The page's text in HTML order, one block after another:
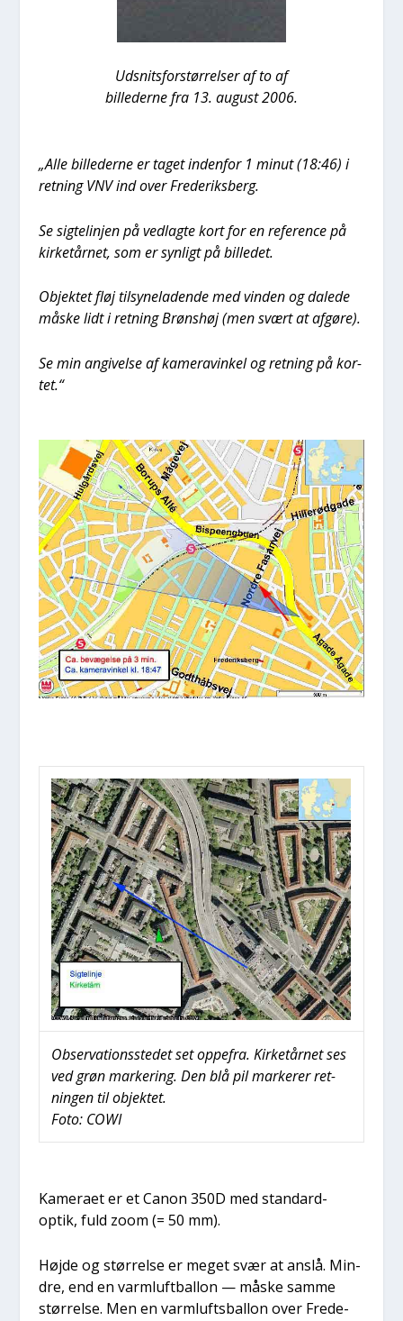
Udsnits­for­stør­rel­ser af to af
bil­le­der­ne fra 13. august 2006.
„Alle bil­le­der­ne er taget inden­for 1 minut (18:46) i
ret­ning VNV ind over Fre­de­riks­berg.
Se sig­te­linj­en på ved­lag­te kort for en refe­ren­ce på
kir­ketår­net, som er syn­ligt på bil­le­det.
Objek­tet fløj til­sy­ne­la­den­de med vin­den og dale­de
måske lidt i ret­ning Brøns­høj (men svært at afgø­re).
Se min angi­vel­se af kame­ravin­kel og ret­ning på kor­
tet.“
Obser­va­tions­ste­det set oppe­fra. Kir­ketår­net ses
ved grøn mar­ke­ring. Den blå pil mar­ke­rer ret­
nin­gen til objek­tet.
Foto: COWI
Kame­ra­et er et Canon 350D med stan­dard-
optik, fuld zoom (= 50 mm).
Høj­de og stør­rel­se er meget svær at anslå. Min­
dre, end en varm­luft­bal­lon — måske sam­me
stør­rel­se. Men en varm­lufts­bal­lon over Fre­de­